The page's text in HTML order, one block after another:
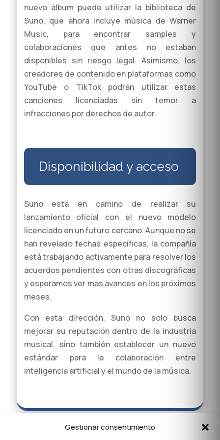
Gestionar consentimiento
nuevo álbum puede utilizar la biblioteca de
Suno, que ahora incluye música de Warner
Music, para encontrar samples y
colaboraciones que antes no estaban
disponibles sin riesgo legal. Asimismo, los
creadores de contenido en plataformas como
YouTube o TikTok podrán utilizar estas
canciones licenciadas sin temor a
infracciones por derechos de autor.
Disponibilidad y acceso
Suno está en camino de realizar su
lanzamiento oficial con el nuevo modelo
licenciado en un futuro cercano. Aunque no se
han revelado fechas específicas, la compañía
está trabajando activamente para resolver los
acuerdos pendientes con otras discográficas
y esperamos ver más avances en los próximos
meses.
Con esta dirección, Suno no solo busca
mejorar su reputación dentro de la industria
musical, sino también establecer un nuevo
estándar para la colaboración entre
inteligencia artificial y el mundo de la música.